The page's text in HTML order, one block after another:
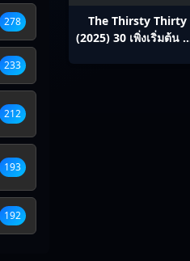
278
233
212
193
192
The Thirsty Thirty
(2025) 30 เพิ่งเริ่มต้น ซั